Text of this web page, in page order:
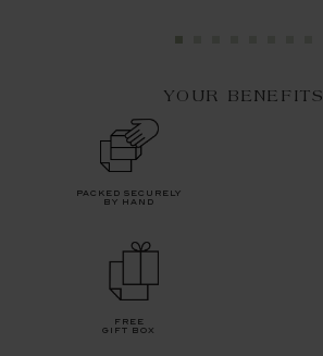
YOUR BENEFITS
packed securely
by hand
free
gift box